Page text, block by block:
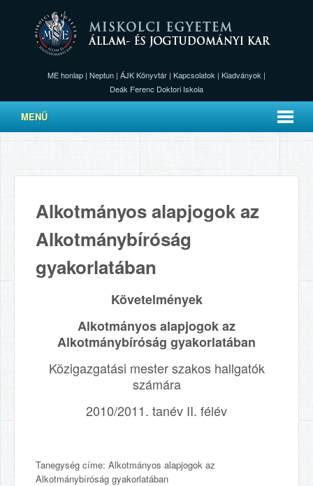
ME honlap | Neptun | ÁJK Könyvtár | Kapcsolatok | Kiadványok |
Deák Ferenc Doktori Iskola
MENÜ
Alkotmányos alapjogok az
Alkotmánybíróság
gyakorlatában
Követelmények
Alkotmányos alapjogok az
Alkotmánybíróság gyakorlatában
Közigazgatási mester szakos hallgatók
számára
2010/2011. tanév II. félév
Tanegység címe: Alkotmányos alapjogok az
Alkotmánybíróság gyakorlatában